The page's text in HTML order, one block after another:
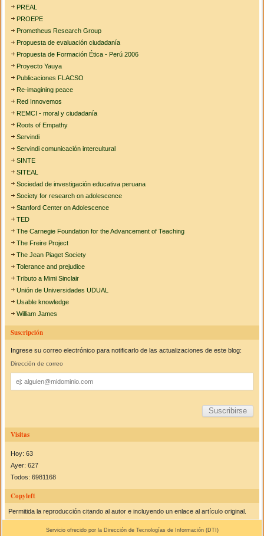
PREAL
PROEPE
Prometheus Research Group
Propuesta de evaluación ciudadanía
Propuesta de Formación Ética - Perú 2006
Proyecto Yauya
Publicaciones FLACSO
Re-imagining peace
Red Innovemos
REMCI - moral y ciudadanía
Roots of Empathy
Servindi
Servindi comunicación intercultural
SINTE
SITEAL
Sociedad de investigación educativa peruana
Society for research on adolescence
Stanford Center on Adolescence
TED
The Carnegie Foundation for the Advancement of Teaching
The Freire Project
The Jean Piaget Society
Tolerance and prejudice
Tributo a Mimi Sinclair
Unión de Universidades UDUAL
Usable knowledge
William James
Suscripción
Ingrese su correo electrónico para notificarlo de las actualizaciones de este blog:
Dirección de correo
Dirección
de
correo
Visitas
Hoy: 63
Ayer: 627
Todos: 6981168
Copyleft
Permitida la reproducción citando al autor e incluyendo un enlace al artículo original.
Servicio ofrecido por la Dirección de Tecnologías de Información (DTI )